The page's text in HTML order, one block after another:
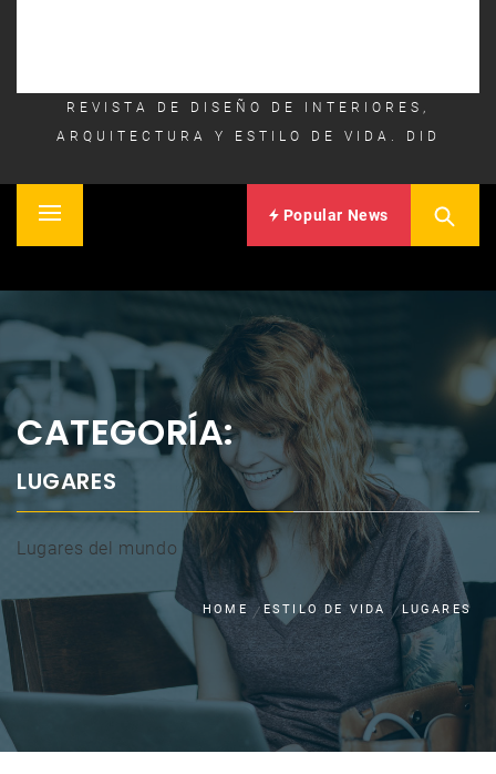
REVISTA DE DISEÑO DE INTERIORES,
ARQUITECTURA Y ESTILO DE VIDA. DID
Primary
Popular News
CATEGORÍA:
LUGARES
Lugares del mundo
HOME ESTILO DE VIDA LUGARES